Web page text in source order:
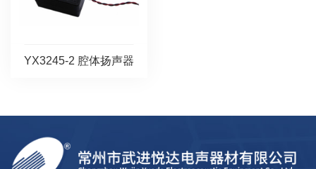
YX3245-2 腔体扬声器